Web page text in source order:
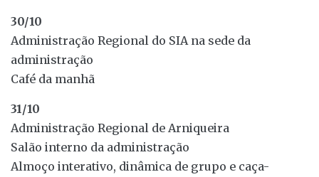
30/10
Administração Regional do SIA na sede da
administração
Café da manhã
31/10
Administração Regional de Arniqueira
Salão interno da administração
Almoço interativo, dinâmica de grupo e caça-